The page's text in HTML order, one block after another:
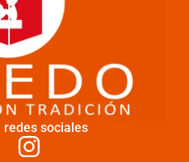
redes sociales